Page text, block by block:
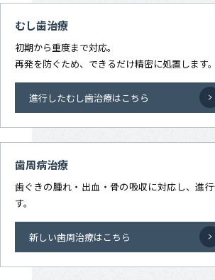
むし歯治療
初期から重度まで対応。
再発を防ぐため、できるだけ精密に処置します。
進行したむし歯治療はこちら
歯周病治療
歯ぐきの腫れ・出血・骨の吸収に対応し、進
す。
新しい歯周治療はこちら